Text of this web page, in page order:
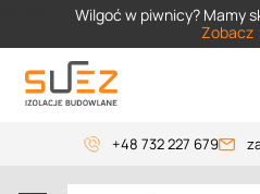
Wilgoć w piwnicy? Mamy
Zobacz
+48 732 227 679